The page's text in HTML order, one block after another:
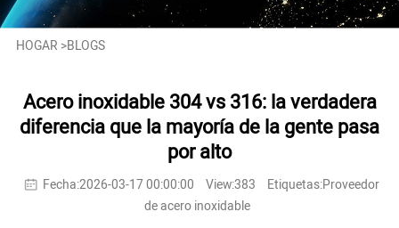
HOGAR >BLOGS
Acero inoxidable 304 vs 316: la verdadera
diferencia que la mayoría de la gente pasa
por alto
Fecha:2026-03-17 00:00:00 View:383
Etiquetas:Proveedor
de acero inoxidable